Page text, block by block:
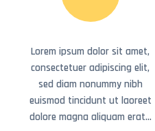
Lorem ipsum dolor sit amet,
consectetuer adipiscing elit,
sed diam nonummy nibh
euismod tincidunt ut laoreet
dolore magna aliquam erat…